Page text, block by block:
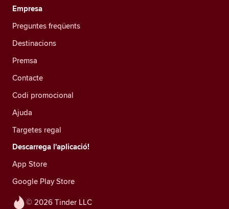
© 2026 Tinder LLC
Empresa
Preguntes freqüents
Destinacions
Premsa
Contacte
Codi promocional
Ajuda
Targetes regal
Descarrega l'aplicació!
App Store
Google Play Store